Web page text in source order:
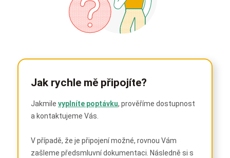
Jak rychle mě připojíte?
Jakmile vyplníte poptávku, prověříme dostupnost
a kontaktujeme Vás.
V případě, že je připojení možné, rovnou Vám
zašleme předsmluvní dokumentaci. Následně si s